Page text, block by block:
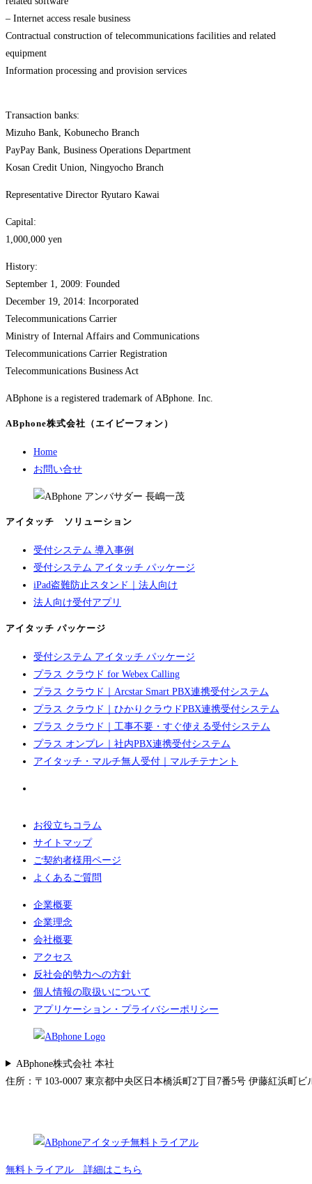
– Internet access resale business
Contractual construction of telecommunications facilities and related
equipment
Information processing and provision services
Transaction banks:
Mizuho Bank, Kobunecho Branch
PayPay Bank, Business Operations Department
Kosan Credit Union, Ningyocho Branch
Representative Director Ryutaro Kawai
Capital:
1,000,000 yen
History:
September 1, 2009: Founded
December 19, 2014: Incorporated
Telecommunications Carrier
Ministry of Internal Affairs and Communications
Telecommunications Carrier Registration
Telecommunications Business Act
ABphone is a registered trademark of ABphone. Inc.
ABphone株式会社（エイビーフォン）
Home
お問い合せ
アイタッチ ソリューション
受付システム 導入事例
受付システム アイタッチ パッケージ
iPad盗難防止スタンド｜法人向け
法人向け受付アプリ
アイタッチ パッケージ
受付システム アイタッチ パッケージ
プラス クラウド for Webex Calling
プラス クラウド｜Arcstar Smart PBX連携受付システム
プラス クラウド｜ひかりクラウドPBX連携受付システム
プラス クラウド｜工事不要・すぐ使える受付システム
プラス オンプレ｜社内PBX連携受付システム
アイタッチ・マルチ無人受付｜マルチテナント
お役立ちコラム
サイトマップ
ご契約者様用ページ
よくあるご質問
企業概要
企業理念
会社概要
アクセス
反社会的勢力への方針
個人情報の取扱いについて
アプリケーション・プライバシーポリシー
ABphone株式会社 本社
住所：〒103-0007 東京都中央区日本橋浜町2丁目7番5号 伊藤紅浜町
無料トライアル 詳細はこちら